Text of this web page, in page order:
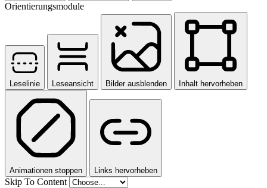
Orientierungsmodule
Leselinie Leseansicht Bilder ausblenden Inhalt hervorheben
Animationen stoppen Links hervorheben
Skip To Content